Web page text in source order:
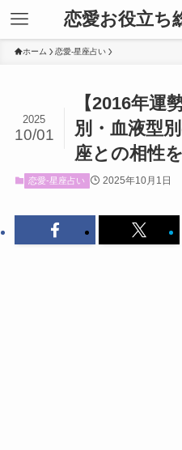
恋愛お役立ち
ホーム 恋愛-星座占い
【2016年運
別・血液型
座との相性
2025
10/01
恋愛-星座占い 2025年10月1日